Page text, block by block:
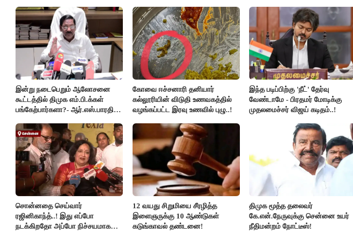
செய்தி!
இன்று நடைபெறும் ஆலோசனை
கூட்டத்தில் திமுக எம்.பி.க்கள்
பங்கேற்பார்களா?- ஆர்.எஸ்.பாரதி
கோவை ஈச்சனாரி தனியார்
கல்லூரியின் விடுதி உணவகத்தில்
வழங்கப்பட்ட இரவு உணவில் புழு..!
இந்த படிப்பிற்கு 'நீட்' தேர்வு
வேண்டாமே - பிரதமர் மோடிக்கு
முதலமைச்சர் விஜய் கடிதம்..!
சொன்னதை செய்வார்
ரஜினிகாந்த்..! இது எப்போ
நடக்கிறதோ அப்போ நிச்சயமாக
12 வயது சிறுமியை சீரழித்த
இளைஞருக்கு 10 ஆண்டுகள்
கடுங்காவல் தண்டனை!
திமுக மூத்த தலைவர்
கே.என்.நேருவுக்கு சென்னை உயர்
நீதிமன்றம் நோட்டீஸ்!